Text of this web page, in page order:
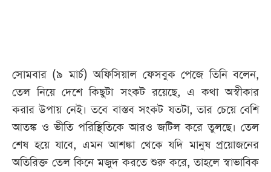
সোমবার (৯ মার্চ) অফিসিয়াল ফেসবুক পেজে তিনি বলেন,
তেল নিয়ে দেশে কিছুটা সংকট রয়েছে, এ কথা অস্বীকার
করার উপায় নেই। তবে বাস্তব সংকট যতটা, তার চেয়ে বেশি
আতঙ্ক ও ভীতি পরিস্থিতিকে আরও জটিল করে তুলছে। তেল
শেষ হয়ে যাবে, এমন আশঙ্কা থেকে যদি মানুষ প্রয়োজনের
অতিরিক্ত তেল কিনে মজুদ করতে শুরু করে, তাহলে স্বাভাবিক